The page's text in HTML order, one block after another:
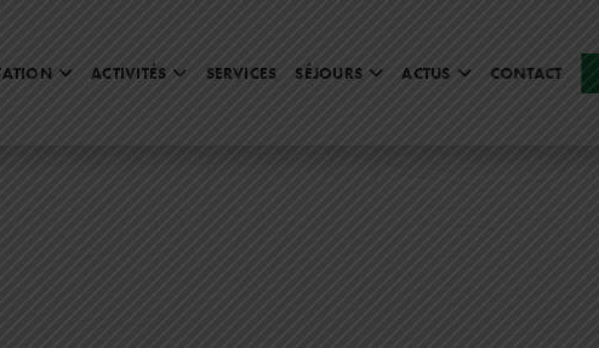
ACTIVITÉS SERVICES SÉJOURS ACTUS CONTACT